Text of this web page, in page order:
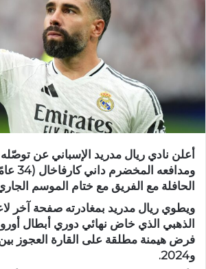
أعلن نادي ريال مدريد الإسباني عن
الحافلة مع الفريق مع ختام الموسم
ويطوي ريال مدريد بمغادرته صفحة آخر
و2024.